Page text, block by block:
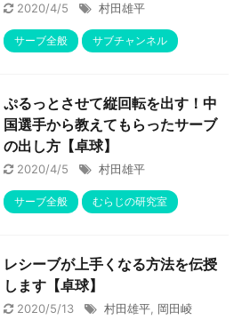
2020/4/5 村田雄平
サーブ全般 サブチャンネル
ぷるっとさせて縦回転を出す！中
国選手から教えてもらったサーブ
の出し方【卓球】
2020/4/5 村田雄平
サーブ全般 むらじの研究室
レシーブが上手くなる方法を伝授
します【卓球】
2020/5/13 村田雄平 岡田崚